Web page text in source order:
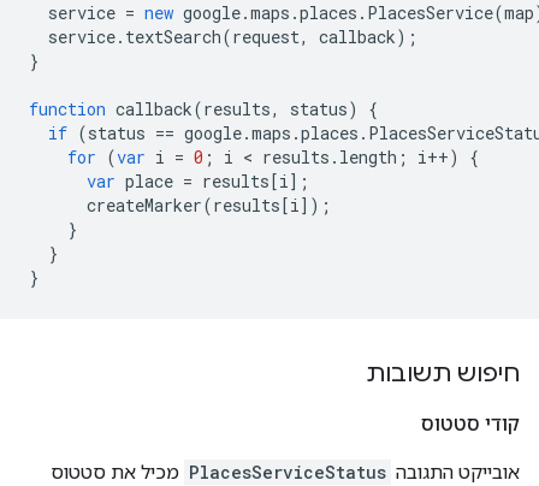
service = new google.maps .places . PlacesService(map
service. textSearch(request, callback);
}
function callback(results, status)
{
if (status == google.maps .places .
for (var i = 0 ; i < results . length ; i++)
{
var place = results [i];
createMarker(results [i]);
}
}
}
חיפוש תשובות
קודי סטטוס
אובייקט התגובה PlacesServiceStatus מכיל את סטטוס